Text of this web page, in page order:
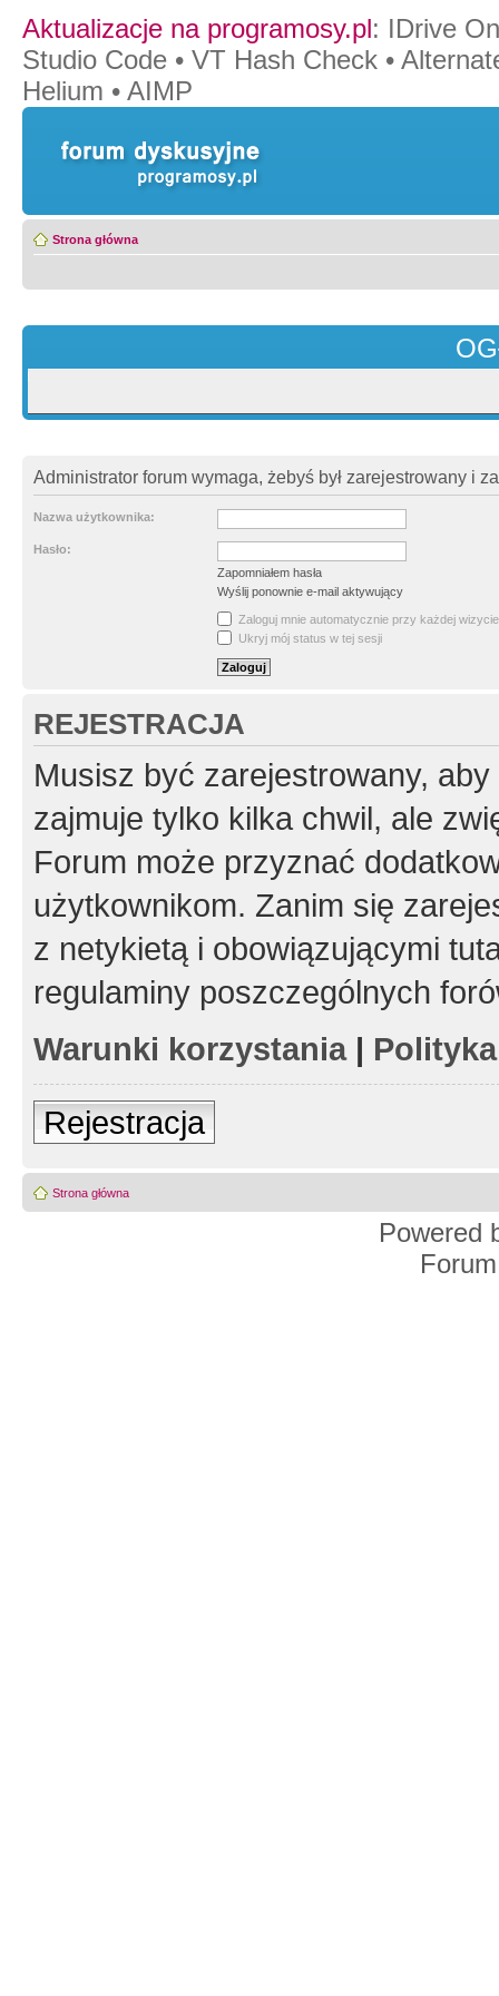
Aktualizacje na programosy.pl: IDrive
Studio Code • VT Hash Check •
Helium • AIMP
Strona główna
Administrator forum wymaga, żebyś był zarejestrowany i
Nazwa użytkownika:
Hasło:
Zapomniałem hasła
Wyślij ponownie e-mail aktywujący
Zaloguj mnie automatycznie przy każdej wizycie
Ukryj mój status w tej sesji
REJESTRACJA
Musisz być zarejestrowany,
zajmuje tylko kilka chwil, ale
Forum może przyznać
użytkownikom. Zanim się
z netykietą i obowiązującymi
regulaminy poszczególnych
Warunki korzystania|
Rejestracja
Strona główna
Powered